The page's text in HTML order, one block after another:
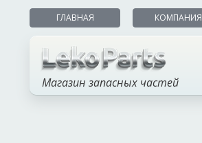
ГЛАВНАЯ КОМПАНИЯ
Магазин запасных частей